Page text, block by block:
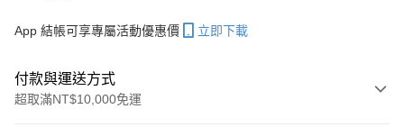
App 結帳可享專屬活動優惠價 立即下載
付款與運送方式
超取滿NT$10,000免運